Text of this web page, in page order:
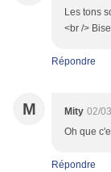
Les tons
<br />
Répondre
M Mity 02/
Oh que
Répondre